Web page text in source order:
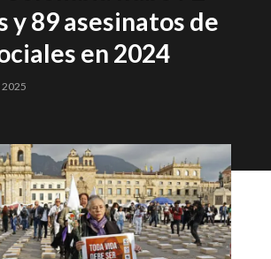
y 89 asesinatos de
en 2024